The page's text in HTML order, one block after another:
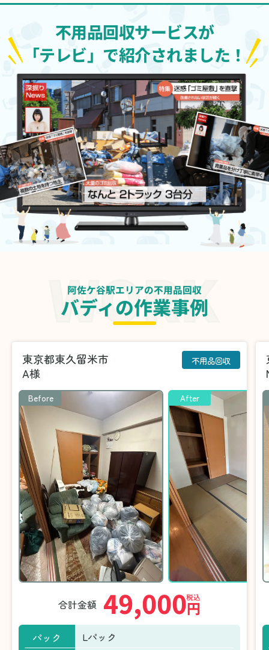
不用品回収サービスが
「テレビ」で紹介されました！
阿佐ケ谷駅エリアの不用品回収
バディの作業事例
東京都東久留米市
A様
不用品回収
Before After
合計金額 49,000円
税込
パック
Lパック